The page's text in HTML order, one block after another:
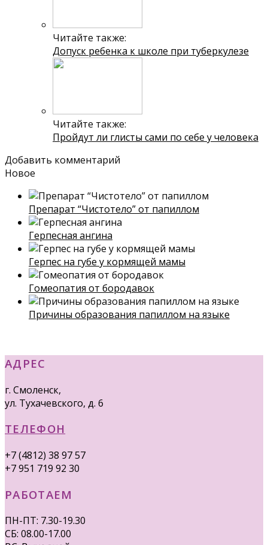
Читайте также:
Допуск ребенка к школе при туберкулезе
Читайте также:
Пройдут ли глисты сами по себе у человека
Добавить комментарий
Новое
Препарат “Чистотело” от папиллом
Герпесная ангина
Герпес на губе у кормящей мамы
Гомеопатия от бородавок
Причины образования папиллом на языке
АДРЕС
г. Смоленск,
ул. Тухачевского, д. 6
ТЕЛЕФОН
+7 (4812) 38 97 57
+7 951 719 92 30
РАБОТАЕМ
ПН-ПТ: 7.30-19.30
СБ: 08.00-17.00